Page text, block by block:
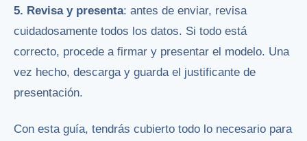
5. Revisa y presenta: antes de enviar, revisa
cuidadosamente todos los datos. Si todo está
correcto, procede a firmar y presentar el modelo. Una
vez hecho, descarga y guarda el justificante de
presentación.
Con esta guía, tendrás cubierto todo lo necesario para